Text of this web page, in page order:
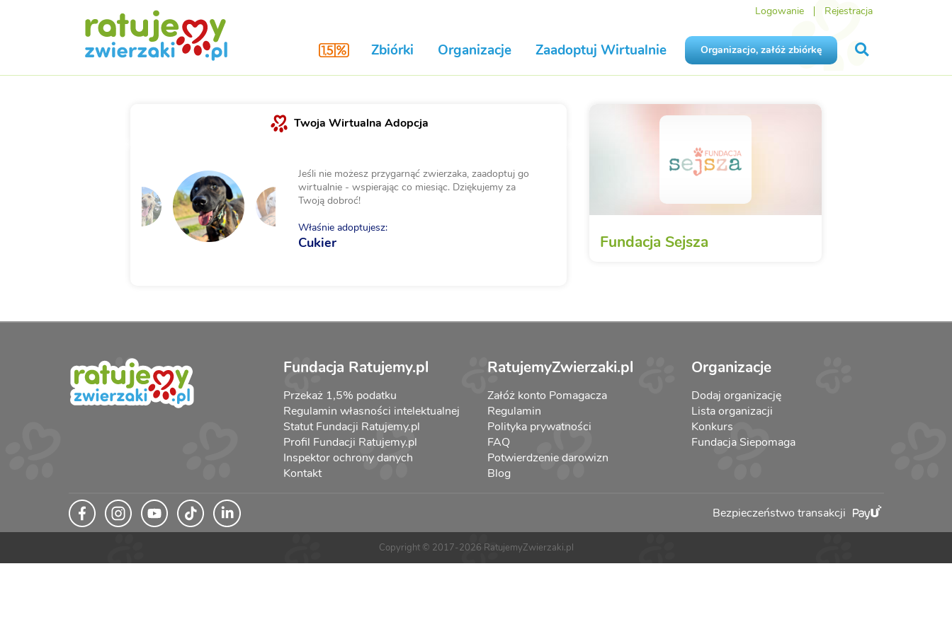
Logowanie Rejestracja
Zbiórki Organizacje Zaadoptuj Wirtualnie Organizacjo, załóż zbiórkę
Twoja Wirtualna Adopcja
Jeśli nie możesz przygarnąć zwierzaka, zaadoptuj go
wirtualnie - wspierając co miesiąc. Dziękujemy za
Twoją dobroć!
Właśnie adoptujesz:
Cukier Fundacja Sejsza
Fundacja Ratujemy.pl
Przekaż 1,5% podatku
Regulamin własności intelektualnej
Statut Fundacji Ratujemy.pl
Profil Fundacji Ratujemy.pl
Inspektor ochrony danych
Kontakt
RatujemyZwierzaki.pl
Załóż konto Pomagacza
Regulamin
Polityka prywatności
FAQ
Potwierdzenie darowizn
Blog
Organizacje
Dodaj organizację
Lista organizacji
Konkurs
Fundacja Siepomaga
Bezpieczeństwo transakcji
Copyright © 2017-2026 RatujemyZwierzaki.pl